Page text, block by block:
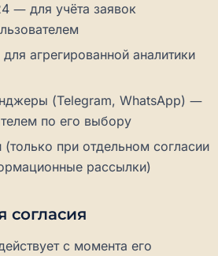
— для учёта заявок
агрегированной аналитики
(Telegram, WhatsApp) —
по его выбору
при отдельном согласии
рассылки)
согласия
с момента его